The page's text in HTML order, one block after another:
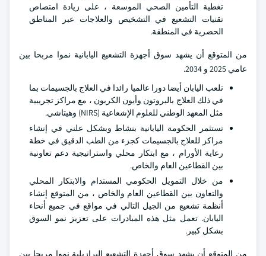
تغطية التأمين الصحي الموسعة ، على زيادة امتصاص
تقنيات التشعيع في التشخيص والعلاجات عبر المناطق
الحضرية في المنطقة.
من المتوقع أن يشهد سوق أجهزة التشعيع اليابانية نموا مربحا بين
عامي 2025 و 2034.
تلعب اليابان أيضا دورا عالميا رائدا في العلاج بالجسيمات بما
في ذلك العلاج بالبروتون وأيون الكربون ، مع مراكز تجريبية
مثل المعهد الوطني للعلوم الإشعاعية (NIRS) وهيتاشي.
تستثمر الحكومة اليابانية بنشاط وبشكل علني في إنشاء
مراكز للعلاج بالجسيمات كجزء من الطب الدقيق في خطة
رعاية الأورام ، مع ابتكار محلي واستراتيجية دعم تعاونية
بين القطاعين العام والخاص.
من خلال التمويل الحكومي المستدام والابتكار المحلي
والتعاون بين القطاعين العام والخاص ، من المتوقع إنشاء
أنظمة تشعيع من الجيل التالي في مواقع في جميع أنحاء
اليابان. تعمل مثل هذه المبادرات على تعزيز نمو السوق
بشكل كبير.
من المتوقع أن يشهد سوق أجهزة التشعيع البرازيلية نموا مربحا بين